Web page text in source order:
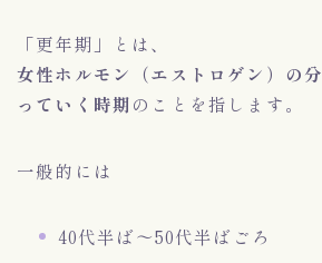
「更年期」とは、
女性ホルモン（エストロゲン）の
っていく時期のことを指します。
一般的には
40代半ば〜50代半ばごろ